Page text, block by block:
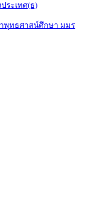
ระเทศ(ธ)
พุทธศาสน์ศึกษา มมร